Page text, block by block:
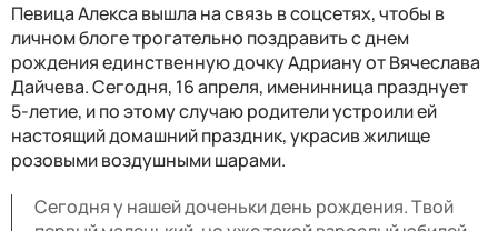
Певица Алекса вышла на связь в соцсетях, чтобы в
личном блоге трогательно поздравить с днем
рождения единственную дочку Адриану от Вячеслава
Дайчева. Сегодня, 16 апреля, именинница празднует
5-летие, и по этому случаю родители устроили ей
настоящий домашний праздник, украсив жилище
розовыми воздушными шарами.
Сегодня у нашей доченьки день рождения. Твой